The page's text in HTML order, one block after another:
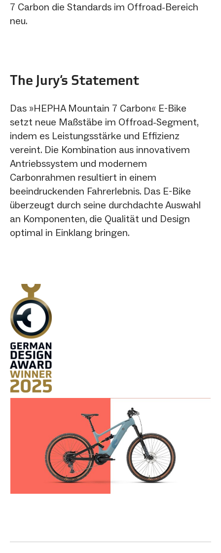
7 Carbon die Standards im Offroad-Bereich
neu.
The Jury‘s Statement
Das »HEPHA Mountain 7 Carbon« E-Bike
setzt neue Maßstäbe im Offroad-Segment,
indem es Leistungsstärke und Effizienz
vereint. Die Kombination aus innovativem
Antriebssystem und modernem
Carbonrahmen resultiert in einem
beeindruckenden Fahrerlebnis. Das E-Bike
überzeugt durch seine durchdachte Auswahl
an Komponenten, die Qualität und Design
optimal in Einklang bringen.